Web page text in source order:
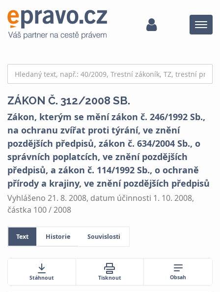
Menu
ZÁKON Č. 312/2008 SB.
Zákon, kterým se mění zákon č. 246/1992 Sb.,
na ochranu zvířat proti týrání, ve znění
pozdějších předpisů, zákon č. 634/2004 Sb., o
správních poplatcích, ve znění pozdějších
předpisů, a zákon č. 114/1992 Sb., o ochraně
přírody a krajiny, ve znění pozdějších předpisů
Vyhlášeno 21. 8. 2008, datum účinnosti 1. 10. 2008,
částka 100 / 2008
Text Historie Souvislosti
Stáhnout Tisknout Obsah